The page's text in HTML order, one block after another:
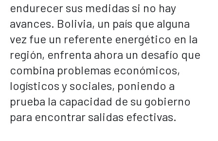
endurecer sus medidas si no hay
avances. Bolivia, un país que alguna
vez fue un referente energético en la
región, enfrenta ahora un desafío que
combina problemas económicos,
logísticos y sociales, poniendo a
prueba la capacidad de su gobierno
para encontrar salidas efectivas.